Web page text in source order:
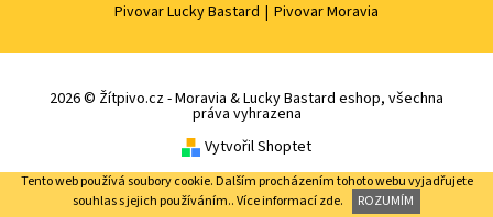
Pivovar Lucky Bastard | Pivovar Moravia
2026 © Žítpivo.cz - Moravia & Lucky Bastard eshop, všechna
práva vyhrazena
Vytvořil Shoptet
Tento web používá soubory cookie. Dalším procházením tohoto webu vyjadřujete
souhlas s jejich používáním.. Více informacízde. ROZUMÍM